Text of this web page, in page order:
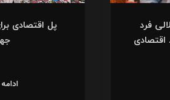
فرد
پل اقتصادی